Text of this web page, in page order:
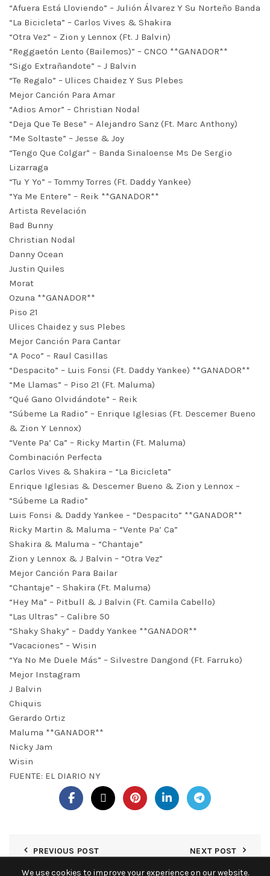
“Afuera Está Lloviendo” – Julión Álvarez Y Su Norteño Banda
“La Bicicleta” – Carlos Vives & Shakira
“Otra Vez” – Zion y Lennox (Ft. J Balvin)
“Reggaetón Lento (Bailemos)” – CNCO **GANADOR**
“Sigo Extrañandote” – J Balvin
“Te Regalo” – Ulices Chaidez Y Sus Plebes
Mejor Canción Para Amar
“Adios Amor” – Christian Nodal
“Deja Que Te Bese” – Alejandro Sanz (Ft. Marc Anthony)
“Me Soltaste” – Jesse & Joy
“Tengo Que Colgar” – Banda Sinaloense Ms De Sergio
Lizarraga
“Tu Y Yo” – Tommy Torres (Ft. Daddy Yankee)
“Ya Me Entere” – Reik **GANADOR**
Artista Revelación
Bad Bunny
Christian Nodal
Danny Ocean
Justin Quiles
Morat
Ozuna **GANADOR**
Piso 21
Ulices Chaidez y sus Plebes
Mejor Canción Para Cantar
“A Poco” – Raul Casillas
“Despacito” – Luis Fonsi (Ft. Daddy Yankee) **GANADOR**
“Me Llamas” – Piso 21 (Ft. Maluma)
“Qué Gano Olvidándote” – Reik
“Súbeme La Radio” – Enrique Iglesias (Ft. Descemer Bueno
& Zion Y Lennox)
“Vente Pa’ Ca” – Ricky Martin (Ft. Maluma)
Combinación Perfecta
Carlos Vives & Shakira – “La Bicicleta”
Enrique Iglesias & Descemer Bueno & Zion y Lennox –
“Súbeme La Radio”
Luis Fonsi & Daddy Yankee – “Despacito” **GANADOR**
Ricky Martin & Maluma – “Vente Pa’ Ca”
Shakira & Maluma – “Chantaje”
Zion y Lennox & J Balvin – “Otra Vez”
Mejor Canción Para Bailar
“Chantaje” – Shakira (Ft. Maluma)
“Hey Ma” – Pitbull & J Balvin (Ft. Camila Cabello)
“Las Ultras” – Calibre 50
“Shaky Shaky” – Daddy Yankee **GANADOR**
“Vacaciones” – Wisin
“Ya No Me Duele Más” – Silvestre Dangond (Ft. Farruko)
Mejor Instagram
J Balvin
Chiquis
Gerardo Ortiz
Maluma **GANADOR**
Nicky Jam
Wisin
FUENTE: EL DIARIO NY
PREVIOUS POST NEXT POST
We use cookies to improve your experience on our website.